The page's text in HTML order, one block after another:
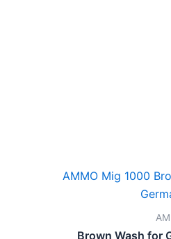
Brown Wash for